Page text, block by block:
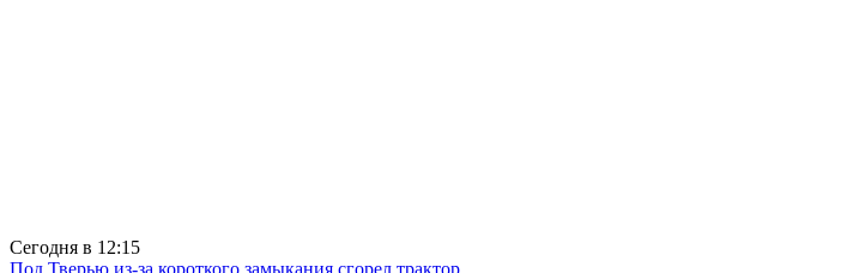
Сегодня в 12:15
Под Тверью из-за короткого замыкания сгорел трактор